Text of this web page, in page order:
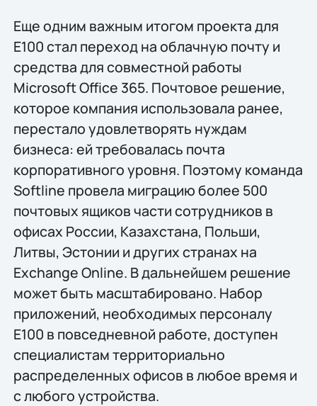
Еще одним важным итогом проекта для
E100 стал переход на облачную почту и
средства для совместной работы
Microsoft Office 365. Почтовое решение,
которое компания использовала ранее,
перестало удовлетворять нуждам
бизнеса: ей требовалась почта
корпоративного уровня. Поэтому команда
Softline провела миграцию более 500
почтовых ящиков части сотрудников в
офисах России, Казахстана, Польши,
Литвы, Эстонии и других странах на
Exchange Online. В дальнейшем решение
может быть масштабировано. Набор
приложений, необходимых персоналу
E100 в повседневной работе, доступен
специалистам территориально
распределенных офисов в любое время и
с любого устройства.